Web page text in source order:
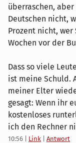
überraschen,
Deutschen nicht,
Prozent nicht,
Wochen vor der
Dass so viele
ist meine Schuld.
meiner Elter
gesagt: Wenn ihr
kostenloses
ich den Rechner
10:56 Link Antwort